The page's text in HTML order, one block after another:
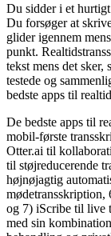
Du sidder i et
Du forsøger at
glider igennem
punkt.
tekst mens det sker,
testede og
bedste apps til
De bedste apps til
mobil-første
Otter.ai til
til støjreducerende
højnøjagtig
mødetransskription,
og 7) iScribe til live
med sin